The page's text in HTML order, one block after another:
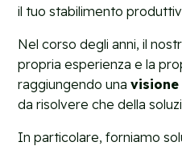
il tuo stabilimento
Nel corso degli anni, il
propria esperienza e la
raggiungendo unavisione
da risolvere che della
In particolare, forniamo